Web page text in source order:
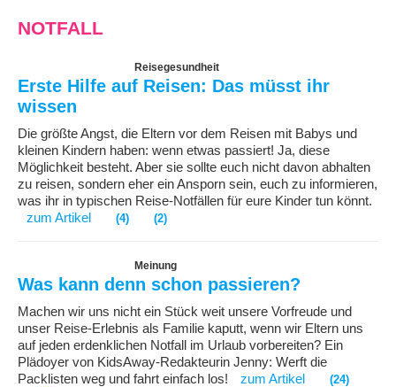
NOTFALL
Reisegesundheit
Erste Hilfe auf Reisen: Das müsst ihr
wissen
Die größte Angst, die Eltern vor dem Reisen mit Babys und
kleinen Kindern haben: wenn etwas passiert! Ja, diese
Möglichkeit besteht. Aber sie sollte euch nicht davon abhalten
zu reisen, sondern eher ein Ansporn sein, euch zu informieren,
was ihr in typischen Reise-Notfällen für eure Kinder tun könnt.
zum Artikel
(4) (2)
Meinung
Was kann denn schon passieren?
Machen wir uns nicht ein Stück weit unsere Vorfreude und
unser Reise-Erlebnis als Familie kaputt, wenn wir Eltern uns
auf jeden erdenklichen Notfall im Urlaub vorbereiten? Ein
Plädoyer von KidsAway-Redakteurin Jenny: Werft die
Packlisten weg und fahrt einfach los!
zum Artikel
(24)